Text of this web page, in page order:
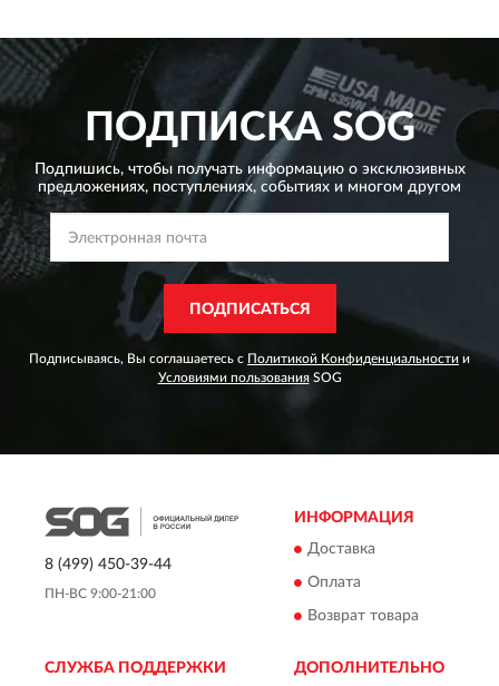
ПОДПИСКАSOG
Подпишись, чтобы получать информацию о эксклюзивных
предложениях, поступлениях, событиях и многом другом
ПОДПИСАТЬСЯ
Подписываясь, Вы соглашаетесь с Политикой Конфиденциальности и
Условиями пользованияSOG
8 (499) 450-39-44
ПН-ВС 9:00-21:00
ИНФОРМАЦИЯ
Доставка
Оплата
Возврат товара
СЛУЖБА ПОДДЕРЖКИ ДОПОЛНИТЕЛЬНО